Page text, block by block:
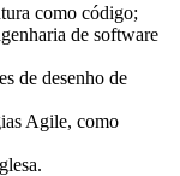
como código;
de software
de desenho de
Agile, como